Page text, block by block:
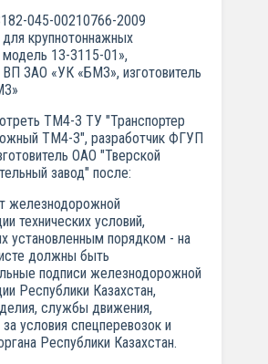
045-00210766-2009
крупнотоннажных
модель 13-3115-01»,
ВП ЗАО «УК «БМЗ», изготовитель
ТМ4-3 ТУ "Транспортер
ТМ4-3", разработчик ФГУП
ОАО "Тверской
завод" после:
железнодорожной
технических условий,
установленным порядком - на
должны быть
подписи железнодорожной
Республики Казахстан,
службы движения,
условия спецперевозок и
Республики Казахстан.